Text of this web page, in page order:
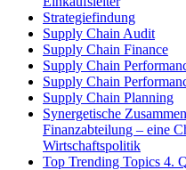
Strategiefindung
Supply Chain Audit
Supply Chain Finance
Supply Chain
Supply Chain
Supply Chain Planning
Synergetische
Finanzabteilung – eine
Wirtschaftspolitik
Top Trending Topics 4.